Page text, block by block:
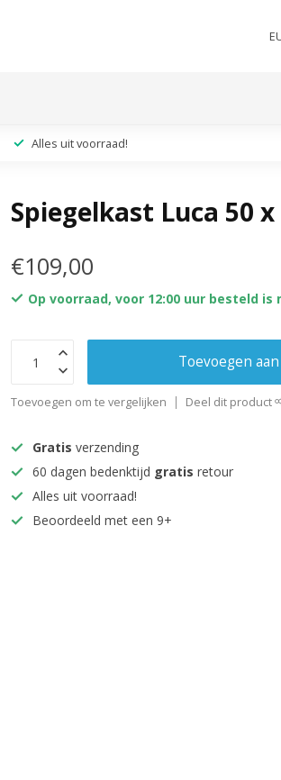
Alles uit voorraad!
Spiegelkast Luca 50
€109,00
Op voorraad, voor 12:00 uur besteld
Toevoegen
Toevoegen om te vergelijken Deel dit product
Gratis verzending
60 dagen bedenktijd gratis retour
Alles uit voorraad!
Beoordeeld met een 9+